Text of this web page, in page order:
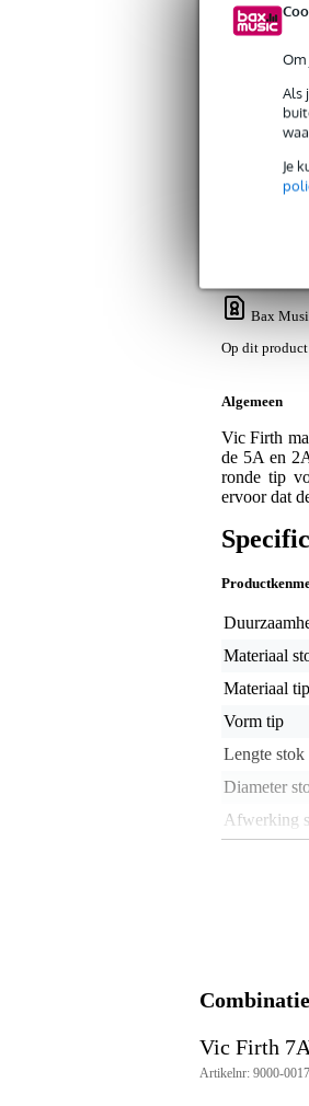
Als
Je
Bax
Op dit
Algemeen
Vic Firth
de 5A en
ronde tip
ervoor dat
Materiaal
Materiaal tip
Vorm tip
Lengte stok
Diameter
Afwerking
Afmeting
Vic Firth
Artikelnr: 9000-